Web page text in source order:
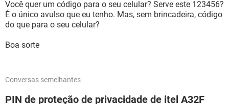
Você quer um código para o seu celular? Serve este 123456?
É o único avulso que eu tenho. Mas, sem brincadeira, código
do que para o seu celular?
Boa sorte
Conversas semelhantes
PIN de proteção de privacidade de itel A32F